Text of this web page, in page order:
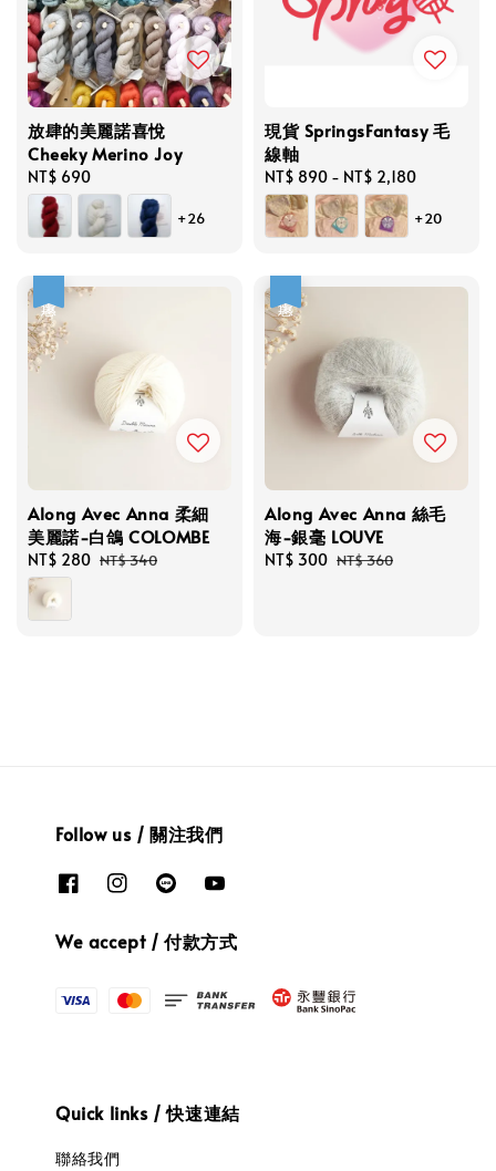
放肆的美麗諾喜悅
Cheeky Merino Joy
Regular
price
NT$ 690
+26
現貨 SpringsFantasy 毛
線軸
Regular
price
NT$ 890 - NT$ 2,180
+20
Along Avec Anna 柔細
美麗諾-白鴿 COLOMBE
Sale
price
NT$ 280 Regular
NT$ 340
Along Avec Anna 絲毛
海-銀毫 LOUVE
Sale
NT$ 300 Regular
NT$ 360
Follow us / 關注我們
We accept / 付款方式
Quick links / 快速連結
聯絡我們